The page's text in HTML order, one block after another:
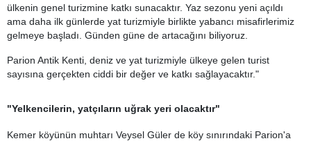
ülkenin genel turizmine katkı sunacaktır. Yaz sezonu yeni açıldı
ama daha ilk günlerde yat turizmiyle birlikte yabancı misafirlerimiz
gelmeye başladı. Günden güne de artacağını biliyoruz.
Parion Antik Kenti, deniz ve yat turizmiyle ülkeye gelen turist
sayısına gerçekten ciddi bir değer ve katkı sağlayacaktır."
"Yelkencilerin, yatçıların uğrak yeri olacaktır"
Kemer köyünün muhtarı Veysel Güler de köy sınırındaki Parion'a